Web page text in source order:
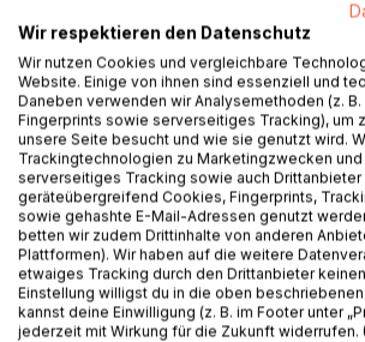
Die Nachricht über den plötzlichen Tod
ehemaligen Mitpatienten, trifft Cris und
sehr. Wolf hinterlässt ihnen eine wichtige
alle daran erinnert, dass eingeschlafene
den Wert verlieren. Durch die Aktion
schwer wiegenden Geheimnissen. Am
für das Wissen über Wolfs Tod.
Im Schreiben findet Cris einen
hofft sein aus dem Gleichgewicht
Einklang zu bringen. Erinnerung oder
oder Distanz? Tod oder Leben?
Wir respektieren den Datenschutz
Wir nutzen Cookies und vergleichbare
Website. Einige von ihnen sind essenziell und
Daneben verwenden wir Analysemethoden (z.
Fingerprints sowie serverseitiges Tracking), um
unsere Seite besucht und wie sie genutzt wird.
Trackingtechnologien zu Marketingzwecken
serverseitiges Tracking sowie auch Drittanbieter
geräteübergreifend Cookies, Fingerprints,
sowie gehashte E-Mail-Adressen genutzt
betten wir zudem Drittinhalte von anderen
Plattformen). Wir haben auf die weitere
etwaiges Tracking durch den Drittanbieter
Einstellung willigst du in die oben beschriebenen
kannst deine Einwilligung (z. B. im Footer unter
jederzeit mit Wirkung für die Zukunft widerrufen.